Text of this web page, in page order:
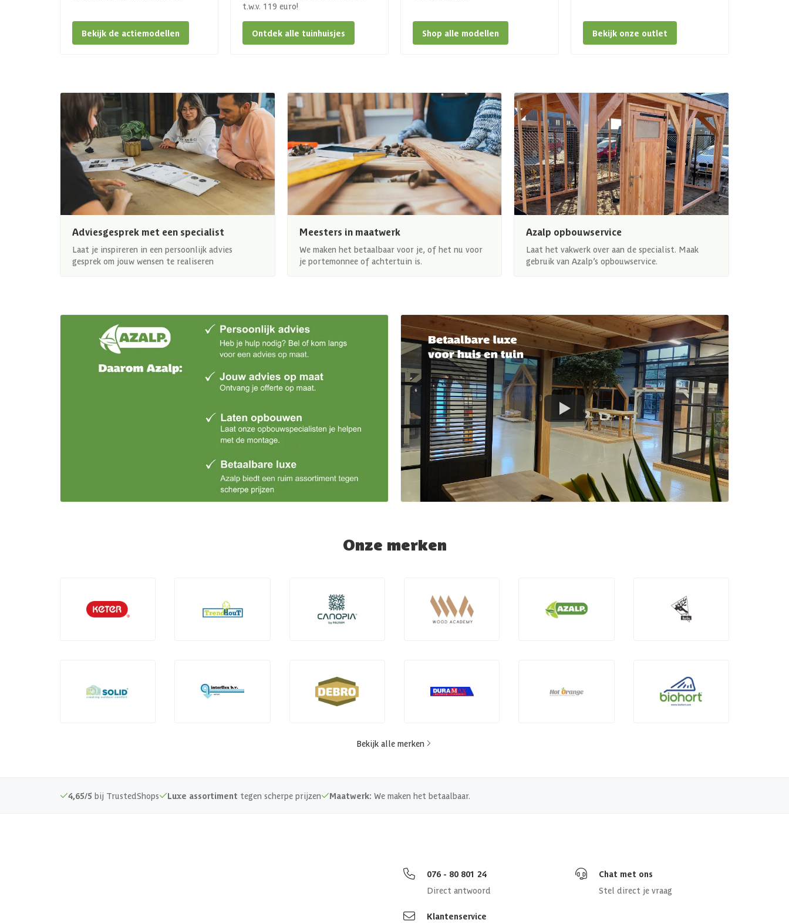
Bekijk de actiemodellen
t.w.v. 119 euro!
Ontdek alle tuinhuisjes Shop alle modellen Bekijk onze outlet
Adviesgesprek met een specialist
Laat je inspireren in een persoonlijk advies
gesprek om jouw wensen te realiseren
Meesters in maatwerk
We maken het betaalbaar voor je, of het nu voor
je portemonnee of achtertuin is.
Azalp opbouwservice
Laat het vakwerk over aan de specialist. Maak
gebruik van Azalp’s opbouwservice.
Onze merken
Bekijk alle merken
4,65/5 bij TrustedShops Luxe assortiment tegen scherpe prijzen Maatwerk: We maken het betaalbaar.
076 - 80 801 24
Direct antwoord
Chat met ons
Stel direct je vraag
Klantenservice